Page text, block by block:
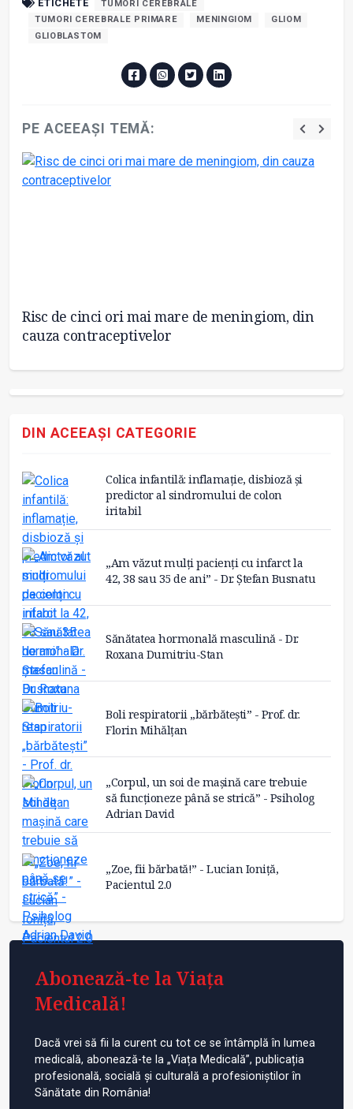
ETICHETE
TUMORI CEREBRALE
TUMORI CEREBRALE PRIMARE
MENINGIOM
GLIOM
GLIOBLASTOM
PE ACEEAȘI TEMĂ:
Risc de cinci ori mai mare de meningiom, din
cauza contraceptivelor
DIN ACEEAȘI CATEGORIE
Colica infantilă: inflamație, disbioză și
predictor al sindromului de colon
iritabil
„Am văzut mulți pacienți cu infarct la
42, 38 sau 35 de ani” - Dr. Ștefan Busnatu
Sănătatea hormonală masculină - Dr.
Roxana Dumitriu-Stan
Boli respiratorii „bărbătești” - Prof. dr.
Florin Mihălțan
„Corpul, un soi de mașină care trebuie
să funcționeze până se strică” - Psiholog
Adrian David
„Zoe, fii bărbată!” - Lucian Ioniță,
Pacientul 2.0
Abonează-te la Viața
Medicală!
Dacă vrei să fii la curent cu tot ce se întâmplă în lumea
medicală, abonează-te la „Viața Medicală”, publicația
profesională, socială și culturală a profesioniștilor în
Sănătate din România!